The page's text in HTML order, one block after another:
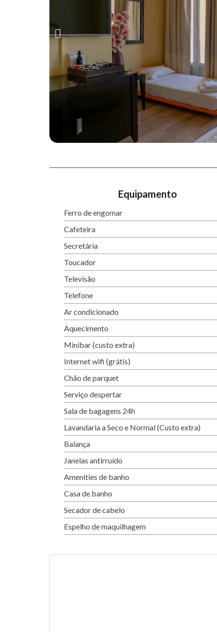
Equipamento
Ferro de engomar
Cafeteira
Secretária
Toucador
Televisão
Telefone
Ar condicionado
Aquecimento
Minibar (custo extra)
Internet wifi (grátis)
Chão de parquet
Serviço despertar
Sala de bagagens 24h
Lavandaria a Seco e Normal (Custo extra)
Balança
Janelas antirruído
Amenities de banho
Casa de banho
Secador de cabelo
Espelho de maquilhagem